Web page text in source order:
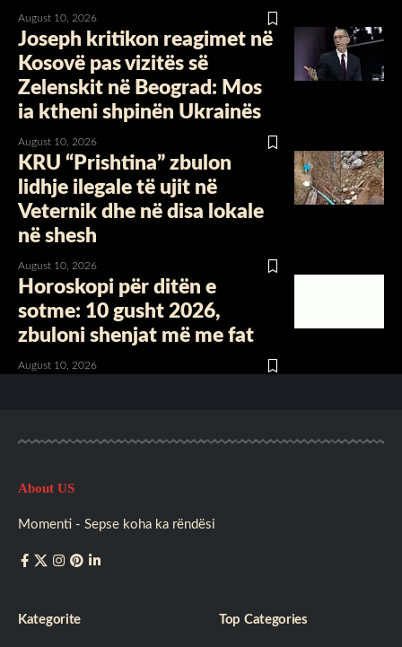
August 10, 2026
Joseph kritikon reagimet në
Kosovë pas vizitës së
Zelenskit në Beograd: Mos
ia ktheni shpinën Ukrainës
August 10, 2026
KRU “Prishtina” zbulon
lidhje ilegale të ujit në
Veternik dhe në disa lokale
në shesh
August 10, 2026
Horoskopi për ditën e
sotme: 10 gusht 2026,
zbuloni shenjat më me fat
August 10, 2026
About US
Momenti - Sepse koha ka rëndësi
Kategorite Top Categories